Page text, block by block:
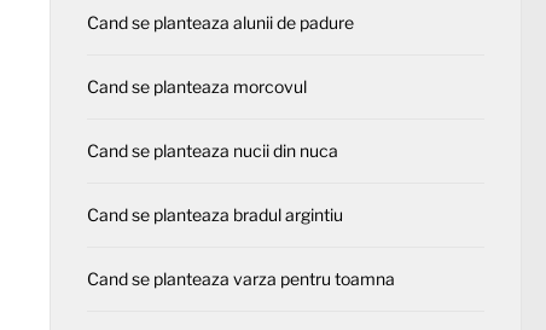
Cand se planteaza alunii de padure
Cand se planteaza morcovul
Cand se planteaza nucii din nuca
Cand se planteaza bradul argintiu
Cand se planteaza varza pentru toamna